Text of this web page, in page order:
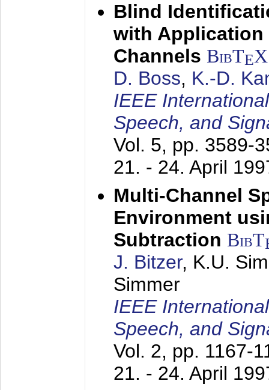
Blind
with Application
Channels BibTEX
D. Boss, K.-D.
IEEE
Speech, and
Vol. 5, pp. 3589-
21. - 24. April
Multi-Channel
Environment
Subtraction BibT
J. Bitzer, K.U.
Simmer
IEEE
Speech, and
Vol. 2, pp. 1167-
21. - 24. April